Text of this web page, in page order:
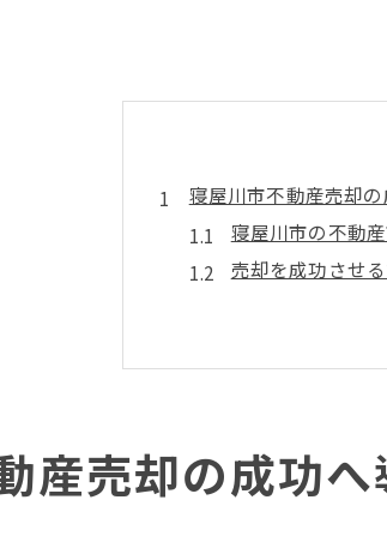
寝屋川市不動産売却
寝屋川市の不動
売却を成功させ
寝屋川市の人気
大阪府寝屋川市で不
売却前の物件価
産売却の成功